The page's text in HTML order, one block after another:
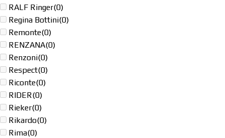
RALF Ringer(0)
Regina Bottini(0)
Remonte(0)
RENZANA(0)
Renzoni(0)
Respect(0)
Riconte(0)
RIDER(0)
Rieker(0)
Rikardo(0)
Rima(0)